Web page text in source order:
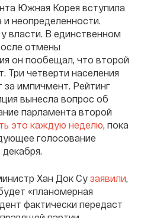
Южная Корея вступила
и неопределенности.
власти. В единственном
отмены
он пообещал, что второй
Три четверти населения
импичмент. Рейтинг
вынесла вопрос об
парламента второй
это каждую неделю, пока
голосование
Хан Док Су заявили,
«планомерная
фактически передаст